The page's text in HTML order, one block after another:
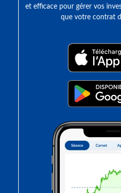
et efficace pour gérer vos
que votre contrat